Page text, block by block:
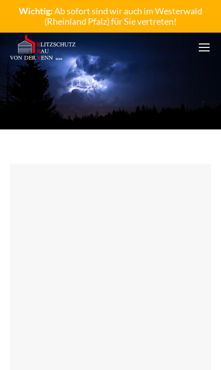
Wichtig:Ab sofort sind wir auch im Westerwald
(Rheinland Pfalz) für Sie vertreten!